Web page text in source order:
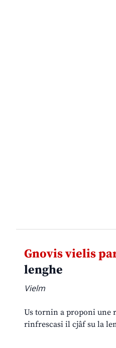
Gnovis vielis
lenghe
Vielm
Us tornin a proponi une
rinfrescasi il cjâf su la